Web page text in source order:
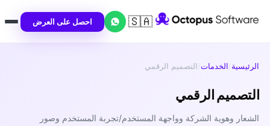
🇸🇦 احصل على العرض
الرئيسية/الخدمات/التصميم الرقمي
التصميم الرقمي
الشعار وهوية الشركة وواجهة المستخدم/تجربة المستخدم وصور